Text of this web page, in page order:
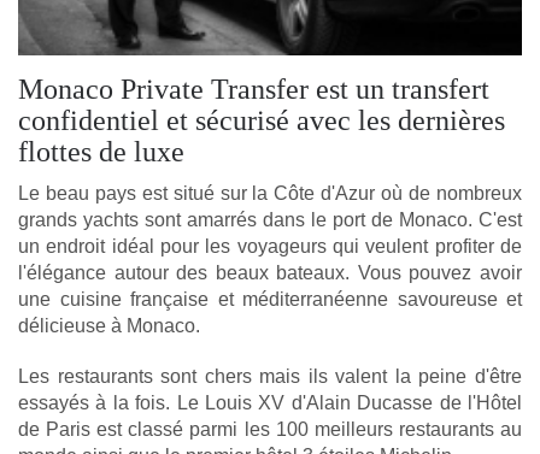
Monaco Private Transfer est un transfert
confidentiel et sécurisé avec les dernières
flottes de luxe
Le beau pays est situé sur la Côte d'Azur où de nombreux
grands yachts sont amarrés dans le port de Monaco. C'est
un endroit idéal pour les voyageurs qui veulent profiter de
l'élégance autour des beaux bateaux. Vous pouvez avoir
une cuisine française et méditerranéenne savoureuse et
délicieuse à Monaco.
Les restaurants sont chers mais ils valent la peine d'être
essayés à la fois. Le Louis XV d'Alain Ducasse de l'Hôtel
de Paris est classé parmi les 100 meilleurs restaurants au